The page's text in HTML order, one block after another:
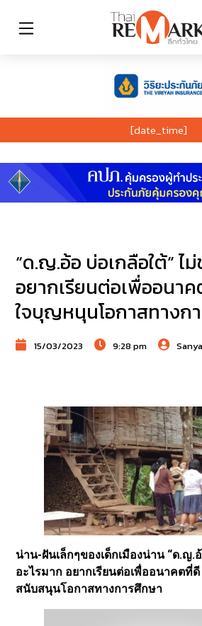
[date_time]
“ด.ญ.อ้อ บ่อเกลือใต้” ไม่
อยากเรียนต่อเพื่ออนา
ใจบุญหนุนโอกาสทางก
15/03/2023 9:28 pm Sanya
น่าน-ฝันเล็กๆของเด็กเมืองน่าน “ด.ญ.
อะไรมาก อยากเรียนต่อเพื่ออนาคตที่
สนับสนุนโอกาสทางการศึกษา